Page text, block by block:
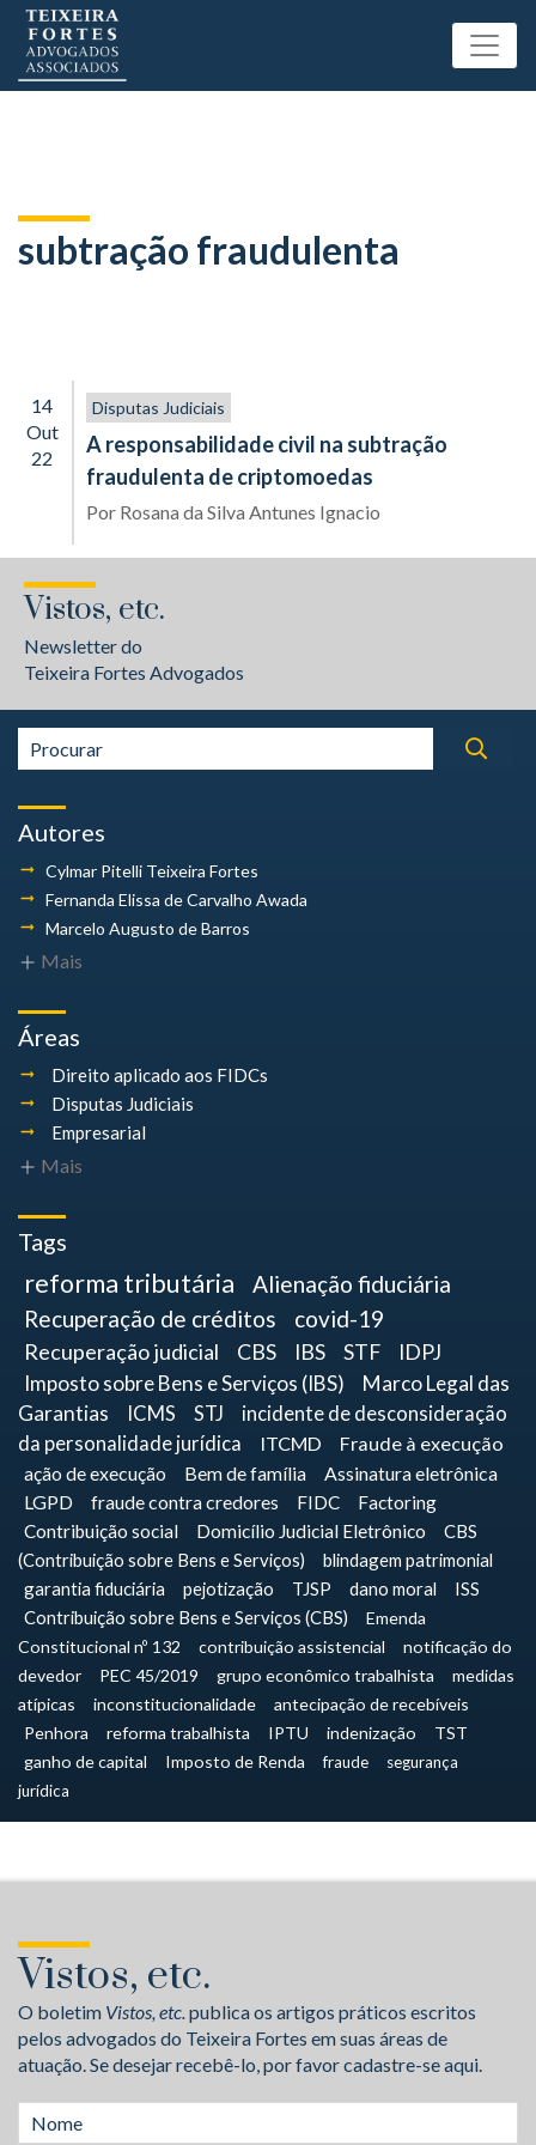
subtração fraudulenta
14
Out
22
Disputas Judiciais
A responsabilidade civil na subtração
fraudulenta de criptomoedas
Por Rosana da Silva Antunes Ignacio
Vistos, etc.
Newsletter do
Teixeira Fortes Advogados
Autores
Cylmar Pitelli Teixeira Fortes
Fernanda Elissa de Carvalho Awada
Marcelo Augusto de Barros
Mais
Áreas
Direito aplicado aos FIDCs
Disputas Judiciais
Empresarial
Mais
Tags
reforma tributária
Alienação fiduciária
Recuperação de créditos
covid-19
Recuperação judicial CBS IBS STF
IDPJ
Imposto sobre Bens e Serviços (IBS)
Marco Legal das
Garantias
ICMS STJ
incidente de desconsideração
da personalidade jurídica
ITCMD
Fraude à execução
ação de execução
Bem de família
Assinatura eletrônica
LGPD
fraude contra credores FIDC
Factoring
Contribuição social
Domicílio Judicial Eletrônico
CBS
(Contribuição sobre Bens e Serviços)
blindagem patrimonial
garantia fiduciária
pejotização TJSP dano moral
ISS
Contribuição sobre Bens e Serviços (CBS)
Emenda
Constitucional nº 132
contribuição assistencial
notificação do
devedor
PEC 45/2019 grupo econômico trabalhista
medidas
atípicas
inconstitucionalidade
antecipação de recebíveis
Penhora
reforma trabalhista IPTU indenização
TST
ganho de capital
Imposto de Renda fraude
segurança
jurídica
Vistos, etc.
O boletim Vistos, etc.publica os artigos práticos escritos
pelos advogados do Teixeira Fortes em suas áreas de
atuação. Se desejar recebê-lo, por favor cadastre-se aqui.